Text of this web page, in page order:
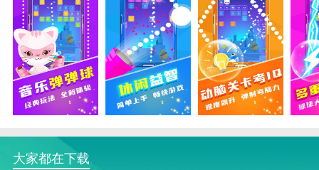
的玩家，玩家可以挑战自己的极限，争取高分。
音乐弹弹球安卓版本游戏特色
1、动感十足的音乐与视觉效果，音乐与关卡环境
的完美结合，带来令人兴奋的游戏体验；
2、关卡设计多样，从简单的旋律到快速的节奏，
每一关都带给玩家不同的挑战和乐趣；
3、简单易学的控制方式，玩家只需轻轻点击或滑
动屏幕，就能感受音乐与弹跳的完美融合；
大家都在下载